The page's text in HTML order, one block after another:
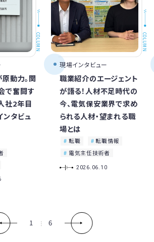
COLUMN
原動力。関
で奮闘す
社2年目
ンタビュ
COLUMN
現場インタビュー
職業紹介のエージェント
が語る！人材不足時代の
今、電気保安業界で求め
られる人材・望まれる職
場とは
転職
転職情報
電気主任技術者
2026.06.10
1 6